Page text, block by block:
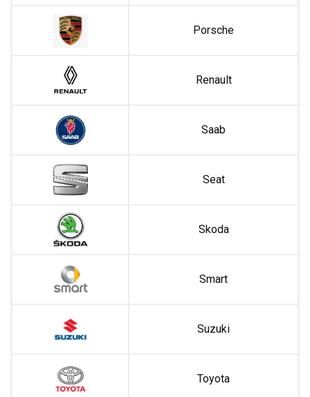
Porsche
Renault
Saab
Seat
Skoda
Smart
Suzuki
Toyota